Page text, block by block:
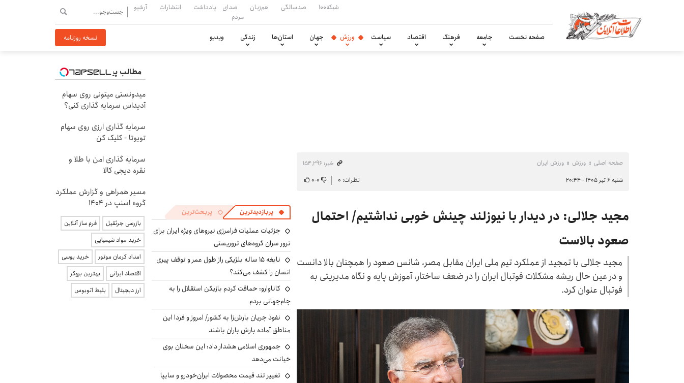
شبکه۱۰۰ صدسالگی هم‌زبان
صدای
مردم
یادداشت انتشارات آرشیو
صفحه نخست جامعه فرهنگ اقتصاد سیاست ورزش جهان استان‌ها زندگی ویدیو نسخه روزنامه
صفحه اصلی ورزش ورزش ایران
خبر: ۱۵۴٬۲۹۶
شنبه ۶ تیر ۱۴۰۵ - ۲۰:۴۴
نظرات: ۰ ۰-۰
مجید جلالی: در دیدار با نیوزلند چینش خوبی نداشتیم/ احتمال
صعود بالاست
مجید جلالی با تمجید از عملکرد تیم ملی ایران مقابل مصر، شانس صعود را همچنان بالا دانست
و در عین حال ریشه مشکلات فوتبال ایران را در ضعف ساختار، آموزش پایه و نگاه مدیریتی به
فوتبال عنوان کرد.
پربازدیدترین پربحث‌ترین
جزئیات عملیات فرامرزی نیروهای ویژه ایران برای
ترور سران گروه‌های تروریستی
نابغه ۱۵ ساله بلژیکی راز طول عمر و توقف پیری
انسان را کشف می‌کند؟
کاناوارو: حماقت کردم بازیکن استقلال را به
جام‌جهانی بردم
نفوذ جریان بارش‌زا به کشور/ امروز و فردا این
مناطق آماده بارش باران باشند
جمهوری اسلامی هشدار داد: این سخنان بوی
خیانت می‌دهد
تغییر تند قیمت محصولات ایران‌خودرو و سایپا
مطالب پیشنهادی
میدونستی میتونی روی سهام
آدیداس سرمایه گذاری کنی؟
سرمایه گذاری ارزی روی سهام
تویوتا - کلیک کن
سرمایه گذاری امن با طلا و
نقره دیجی کالا
مسیر همراهی و گزارش عملکرد
گروه اسنپ در ۱۴۰۴
بازرسی جرثقیل
فرم ساز آنلاین
خرید مواد شیمیایی
امداد کرمان موتور
خرید یوسی
اقتصاد ایرانی
بهترین بروکر
ارز دیجیتال
بلیط اتوبوس